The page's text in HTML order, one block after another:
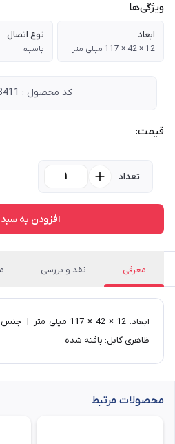
ویژگی‌ها
ابعاد
12 × 42 × 117 میلی متر
نوع اتصال
باسیم
کد محصول : 178268411
قیمت:
تعداد
افزودن به
معرفی نقد و بررسی
ابعاد: 12 × 42 × 117
ظاهری کابل: بافته شده
محصولات مرتبط